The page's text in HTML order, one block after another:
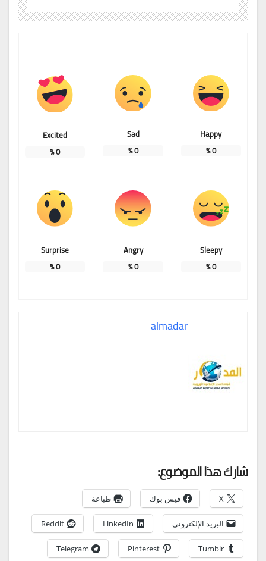
Happy
0
%
Sad
0
%
Excited
0
%
Sleepy
0
%
Angry
0
%
Surprise
0
%
almadar
شارك هذا الموضوع:
X فيس بوك طباعة
البريد الإلكتروني LinkedIn
Reddit
Tumblr
Pinterest
Telegram